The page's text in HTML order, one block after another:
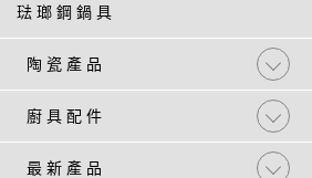
琺 瑯 鋼 鍋 具
陶 瓷 產 品
廚 具 配 件
最 新 產 品